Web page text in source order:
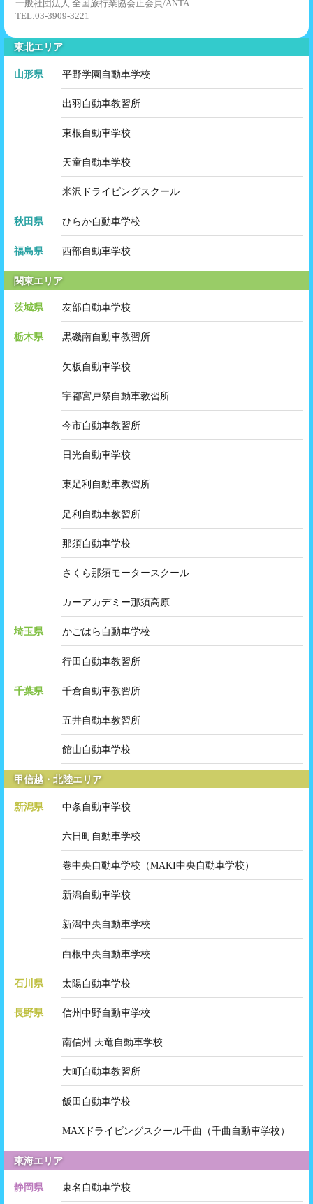
一般社団法人 全国旅行業協会正会員/ANTA
TEL:03-3909-3221
東北エリア
山形県 平野学園自動車学校
出羽自動車教習所
東根自動車学校
天童自動車学校
米沢ドライビングスクール
秋田県 ひらか自動車学校
福島県 西部自動車学校
関東エリア
茨城県 友部自動車学校
栃木県 黒磯南自動車教習所
矢板自動車学校
宇都宮戸祭自動車教習所
今市自動車教習所
日光自動車学校
東足利自動車教習所
足利自動車教習所
那須自動車学校
さくら那須モータースクール
カーアカデミー那須高原
埼玉県 かごはら自動車学校
行田自動車教習所
千葉県 千倉自動車教習所
五井自動車教習所
館山自動車学校
甲信越・北陸エリア
新潟県 中条自動車学校
六日町自動車学校
巻中央自動車学校（MAKI中央自動車学校）
新潟自動車学校
新潟中央自動車学校
白根中央自動車学校
石川県 太陽自動車学校
長野県 信州中野自動車学校
南信州 天竜自動車学校
大町自動車教習所
飯田自動車学校
MAXドライビングスクール千曲（千曲自動車学校）
東海エリア
静岡県 東名自動車学校